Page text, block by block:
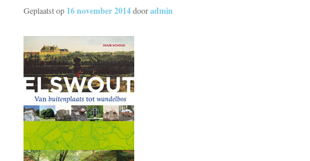
Geplaatst op 16 november 2014dooradmin